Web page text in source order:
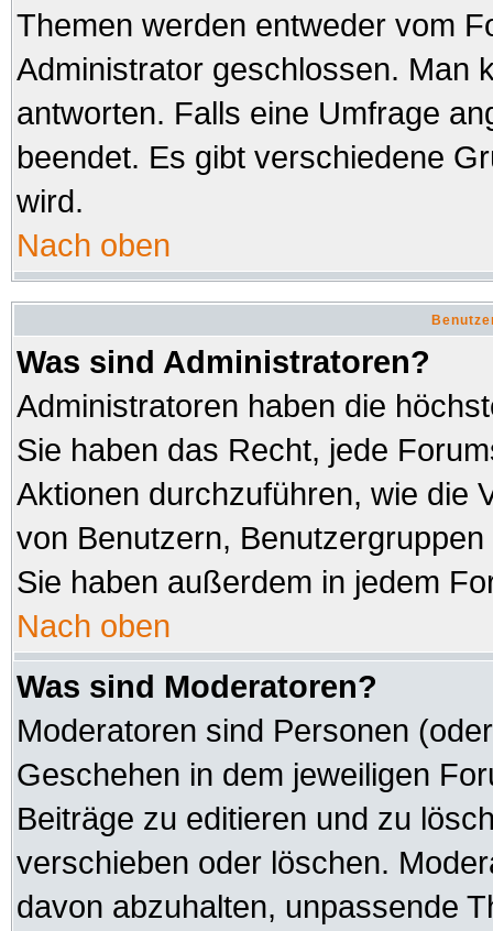
Themen werden entweder vom
Administrator geschlossen. Man
antworten. Falls eine Umfrage
beendet. Es gibt verschiedene
wird.
Nach oben
Was sind Administratoren?
Administratoren haben die
Sie haben das Recht, jede
Aktionen durchzuführen, wie die
von Benutzern,
Sie haben außerdem in jedem
Nach oben
Was sind Moderatoren?
Moderatoren sind Personen
Geschehen in dem jeweiligen
Beiträge zu editieren und zu
verschieben oder löschen.
davon abzuhalten, unpassende